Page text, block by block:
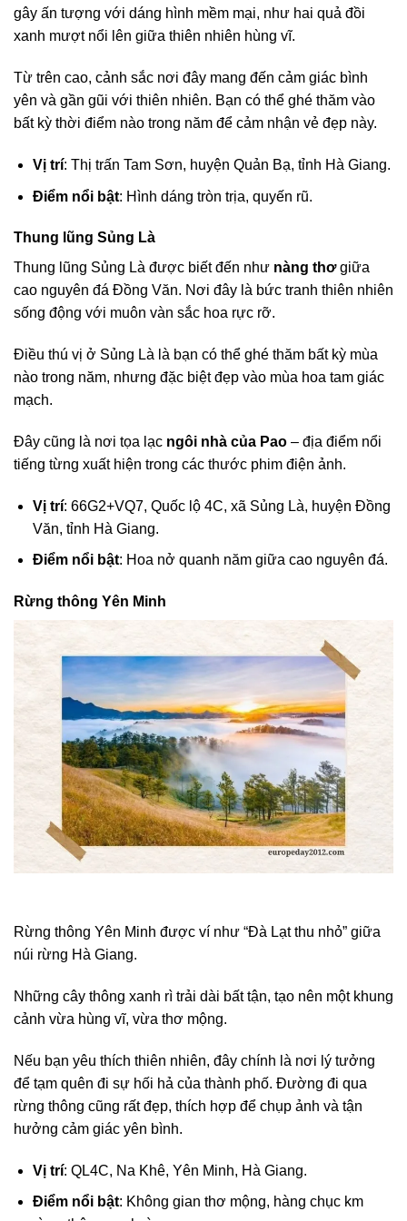
gây ấn tượng với dáng hình mềm mại, như hai quả đồi
xanh mượt nổi lên giữa thiên nhiên hùng vĩ.
Từ trên cao, cảnh sắc nơi đây mang đến cảm giác bình
yên và gần gũi với thiên nhiên. Bạn có thể ghé thăm vào
bất kỳ thời điểm nào trong năm để cảm nhận vẻ đẹp này.
Vị trí: Thị trấn Tam Sơn, huyện Quản Bạ, tỉnh Hà Giang.
Điểm nổi bật: Hình dáng tròn trịa, quyến rũ.
Thung lũng Sủng Là
Thung lũng Sủng Là được biết đến như nàng thơgiữa
cao nguyên đá Đồng Văn. Nơi đây là bức tranh thiên nhiên
sống động với muôn vàn sắc hoa rực rỡ.
Điều thú vị ở Sủng Là là bạn có thể ghé thăm bất kỳ mùa
nào trong năm, nhưng đặc biệt đẹp vào mùa hoa tam giác
mạch.
Đây cũng là nơi tọa lạc ngôi nhà của Pao – địa điểm nổi
tiếng từng xuất hiện trong các thước phim điện ảnh.
Vị trí: 66G2+VQ7, Quốc lộ 4C, xã Sủng Là, huyện Đồng
Văn, tỉnh Hà Giang.
Điểm nổi bật: Hoa nở quanh năm giữa cao nguyên đá.
Rừng thông Yên Minh
Rừng thông Yên Minh được ví như “Đà Lạt thu nhỏ” giữa
núi rừng Hà Giang.
Những cây thông xanh rì trải dài bất tận, tạo nên một khung
cảnh vừa hùng vĩ, vừa thơ mộng.
Nếu bạn yêu thích thiên nhiên, đây chính là nơi lý tưởng
để tạm quên đi sự hối hả của thành phố. Đường đi qua
rừng thông cũng rất đẹp, thích hợp để chụp ảnh và tận
hưởng cảm giác yên bình.
Vị trí: QL4C, Na Khê, Yên Minh, Hà Giang.
Điểm nổi bật: Không gian thơ mộng, hàng chục km